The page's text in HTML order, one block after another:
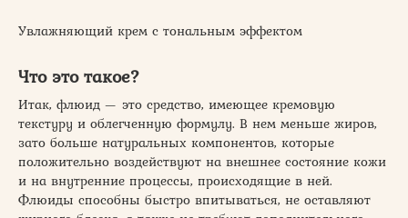
Увлажняющий крем с тональным эффектом
Что это такое?
Итак, флюид — это средство, имеющее кремовую
текстуру и облегченную формулу. В нем меньше жиров,
зато больше натуральных компонентов, которые
положительно воздействуют на внешнее состояние кожи
и на внутренние процессы, происходящие в ней.
Флюиды способны быстро впитываться, не оставляют